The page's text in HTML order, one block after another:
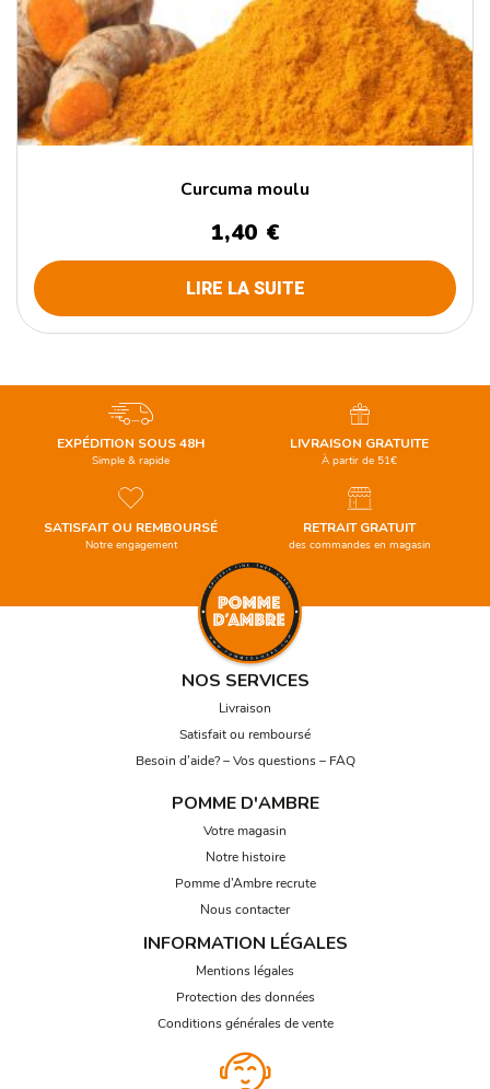
Curcuma moulu
1,40 €
LIRE LA SUITE
EXPÉDITION SOUS 48H
Simple & rapide
SATISFAIT OU REMBOURSÉ
Notre engagement
LIVRAISON GRATUITE
À partir de 51€
RETRAIT GRATUIT
des commandes en magasin
NOS SERVICES
Livraison
Satisfait ou remboursé
Besoin d’aide? – Vos questions – FAQ
POMME D'AMBRE
Votre magasin
Notre histoire
Pomme d’Ambre recrute
Nous contacter
INFORMATION LÉGALES
Mentions légales
Protection des données
Conditions générales de vente